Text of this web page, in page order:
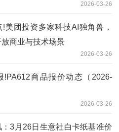
2026-03-26
!美团投资多家科技AI独角兽，
商业与技术场景
2026-03-26
!PA612商品报价动态（2026-
2026-03-26
3月26日生意社白卡纸基准价